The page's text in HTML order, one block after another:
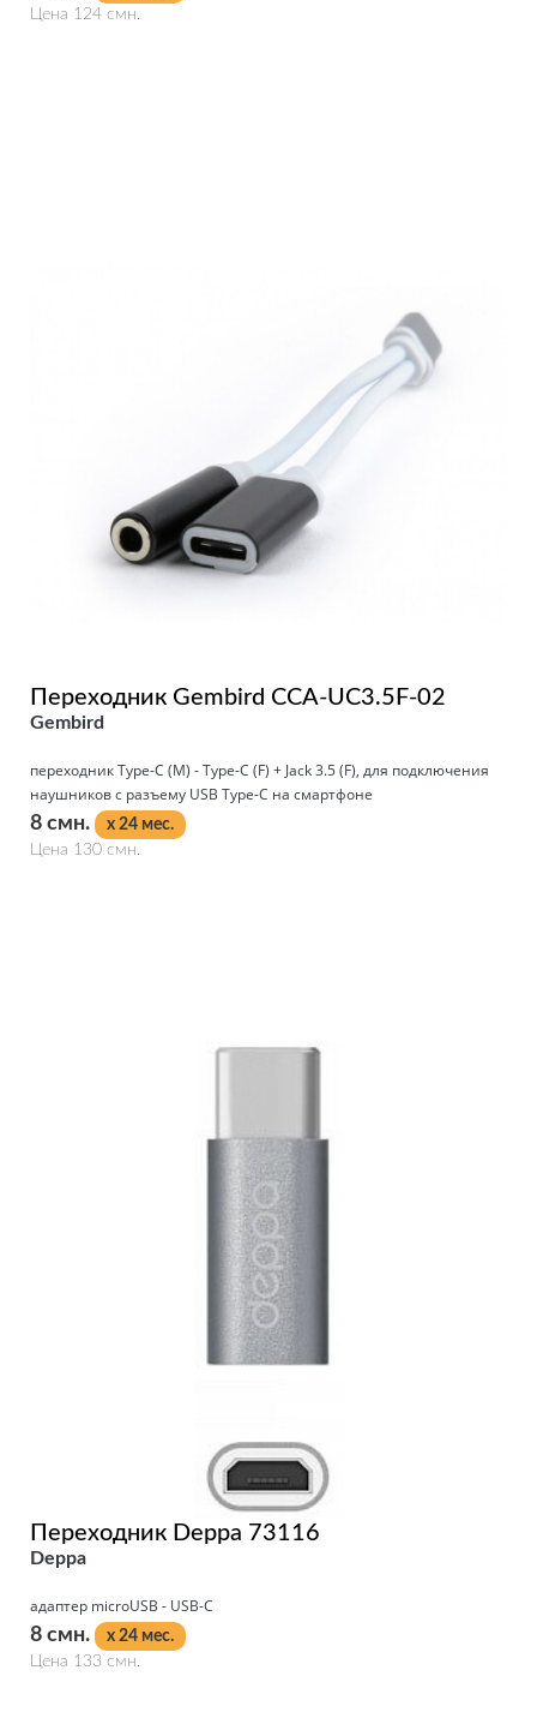
Цена 124 смн.
Переходник Gembird CCA-UC3.5F-02
Gembird
переходник Type-C (M) - Type-C (F) + Jack 3.5 (F), для подключения
наушников с разъему USB Type-C на смартфоне
8 смн.
x 24 мес.
Цена 130 смн.
Переходник Deppa 73116
Deppa
адаптер microUSB - USB-C
8 смн.
x 24 мес.
Цена 133 смн.